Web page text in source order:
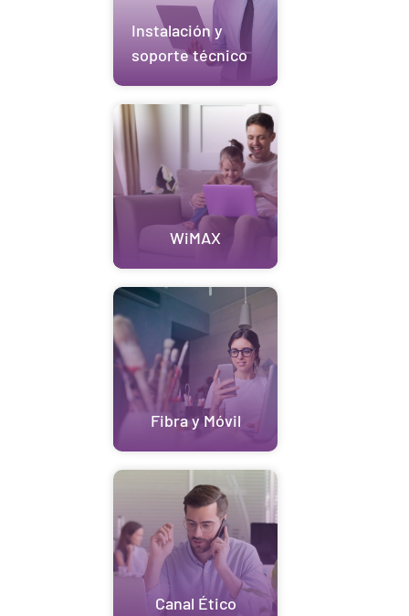
Instalación y
soporte técnico
WiMAX
Fibra y Móvil
Canal Ético